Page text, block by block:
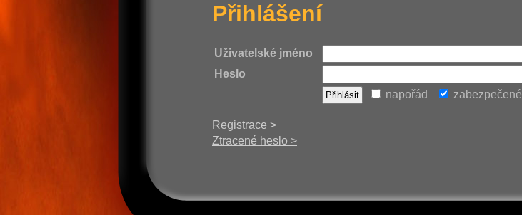
Přihlášení
Uživatelské jméno
Heslo
napořád
zabezpečené
Registrace >
Ztracené heslo >